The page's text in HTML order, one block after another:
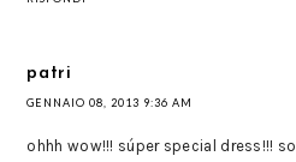
patri
GENNAIO 08, 2013 9:36 AM
ohhh wow!!! súper special dress!!!